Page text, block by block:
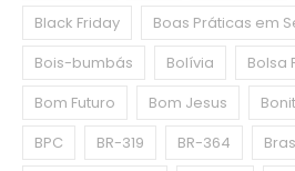
Black Friday
Boas Práticas em
Bois-bumbás
Bolívia
Bolsa
Bom Futuro
Bom Jesus
BPC
BR-319 BR-364